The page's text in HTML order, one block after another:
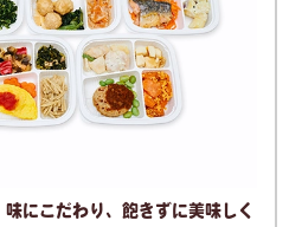
にこだわり、飽きずに美味しく